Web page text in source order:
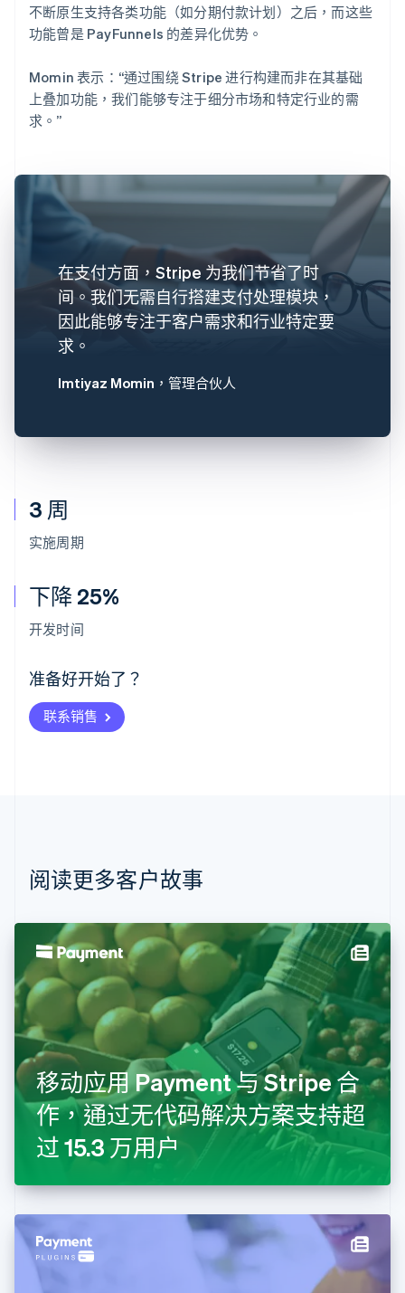
3 周
实施周期
下降 25%
开发时间
准备好开始了？
联系销售
不断原生支持各类功能（如分期付款计划）之后，而这些
功能曾是 PayFunnels 的差异化优势。
Momin 表示：“通过围绕 Stripe 进行构建而非在其基础
上叠加功能，我们能够专注于细分市场和特定行业的需
求。”
在支付方面，Stripe 为我们节省了时
间。我们无需自行搭建支付处理模块，
因此能够专注于客户需求和行业特定要
求。
Imtiyaz Momin ，管理合伙人
阅读更多客户故事
移动应用 Payment 与 Stripe 合
作，通过无代码解决方案支持超
过 15.3 万用户
阿联酋
爱尔兰
爱沙尼亚
English
奥地利
Deutsch English
Nederlands Français Deutsch
波兰
丹麦
English
德国
DeutschEnglish
法国
Français English
芬兰
EnglishSvenska
荷兰
NederlandsEnglish
加拿大
EnglishFrançais
捷克
克罗地亚
English
立陶宛